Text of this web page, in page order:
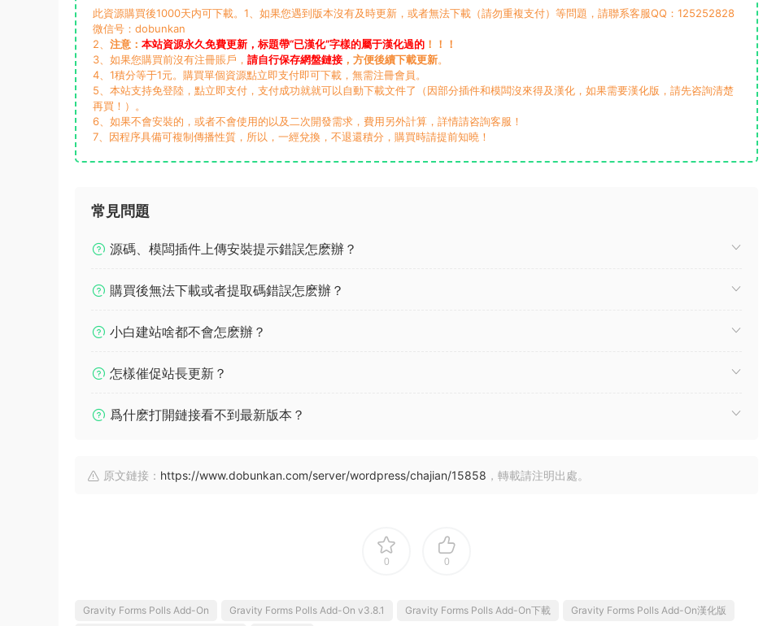
此資源購買後1000天内可下載。1、如果您遇到版本沒有及時更新，或者無法下載（請勿重複支付）等問題，請聯系客服QQ：125252828
微信号：dobunkan
2、 注意： 本站資源永久免費更新，标題帶“已漢化”字樣的屬于漢化過的 ！！！
3、如果您購買前沒有注冊賬戶， 請自行保存網盤鏈接 ，方便後續下載更新。
4、1積分等于1元。購買單個資源點立即支付即可下載，無需注冊會員。
5、本站支持免登陸，點立即支付，支付成功就就可以自動下載文件了（因部分插件和模闆沒來得及漢化，如果需要漢化版，請先咨詢清楚
再買！）。
6、如果不會安裝的，或者不會使用的以及二次開發需求，費用另外計算，詳情請咨詢客服！
7、因程序具備可複制傳播性質，所以，一經兌換，不退還積分，購買時請提前知曉！
常見問題
源碼、模闆插件上傳安裝提示錯誤怎麽辦？
購買後無法下載或者提取碼錯誤怎麽辦？
小白建站啥都不會怎麽辦？
怎樣催促站長更新？
爲什麽打開鏈接看不到最新版本？
原文鏈接： https://www.dobunkan.com/server/wordpress/chajian/15858 ，轉載請注明出處。
0 0
Gravity Forms Polls Add-On Gravity Forms Polls Add-On v3.8.1 Gravity Forms Polls Add-On下載
Gravity Forms Polls Add-On漢化版